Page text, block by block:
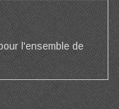
l'ensemble de